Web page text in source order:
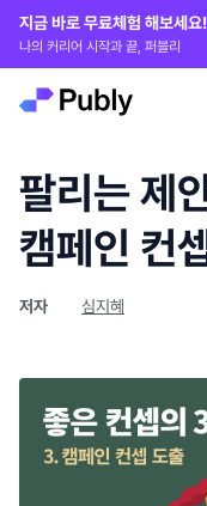
지금 바로 무료체험 해보세요!
나의 커리어 시작과 끝, 퍼블리
팔리는 제
캠페인 컨
저자 심지혜